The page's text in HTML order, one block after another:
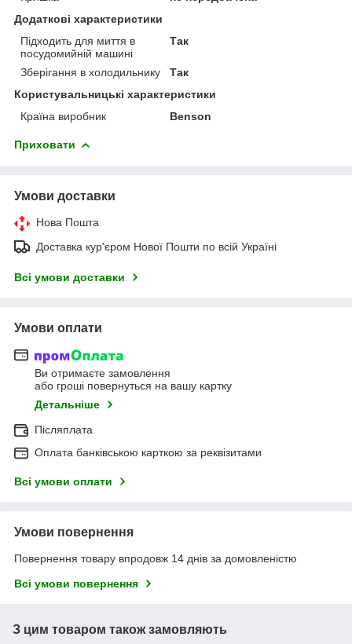
Додаткові характеристики
Підходить для миття в
посудомийній машині
Так
Зберігання в холодильнику
Так
Користувальницькі характеристики
Країна виробник
Benson
Приховати
Умови доставки
Нова Пошта
Доставка кур'єром Нової Пошти по всій Україні
Всі умови доставки
Умови оплати
Ви отримаєте замовлення
або гроші повернуться на вашу картку
Детальніше
Післяплата
Оплата банківською карткою за реквізитами
Всі умови оплати
Умови повернення
Повернення товару впродовж 14 днів за домовленістю
Всі умови повернення
З цим товаром також замовляють